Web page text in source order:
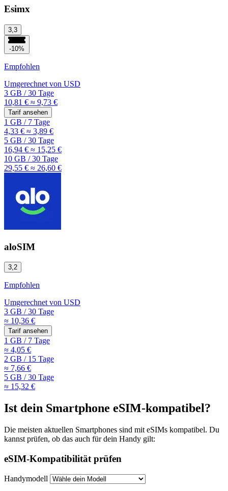
Esimx
3,3
-10%
Empfohlen
Umgerechnet von USD
3 GB /30 Tage
10,81 € ≈ 9,73 €
Tarif ansehen
1 GB /7 Tage
4,33 € ≈ 3,89 €
5 GB /30 Tage
16,94 € ≈ 15,25 €
10 GB /30 Tage
29,55 € ≈ 26,60 €
aloSIM
3,2
Empfohlen
Umgerechnet von USD
3 GB /30 Tage
≈ 10,36 €
Tarif ansehen
1 GB /7 Tage
≈ 4,05 €
2 GB /15 Tage
≈ 7,66 €
5 GB /30 Tage
≈ 15,32 €
Ist dein Smartphone eSIM-kompatibel?
Die meisten aktuellen Smartphones sind mit eSIMs kompatibel. Du
kannst prüfen, ob das auch für dein Handy gilt:
eSIM-Kompatibilität prüfen
Handymodell